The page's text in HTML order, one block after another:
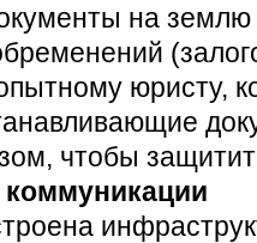
на землю
юристу,
чтобы